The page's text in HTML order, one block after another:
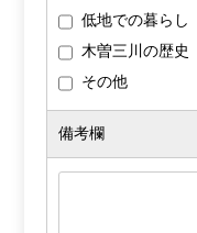
低地での暮らし
木曽三川の歴史
その他
備考欄